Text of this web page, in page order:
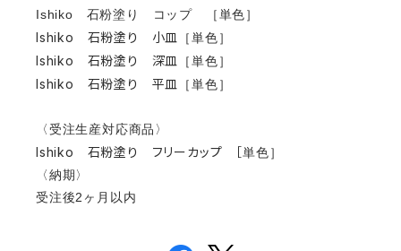
Ishiko 石粉塗り コップ ［単色］
Ishiko 石粉塗り 小皿 ［単色］
Ishiko 石粉塗り 深皿 ［単色］
Ishiko 石粉塗り 平皿 ［単色］
〈受注生産対応商品〉
Ishiko 石粉塗り フリーカップ ［単色］
〈納期〉
受注後2ヶ月以内